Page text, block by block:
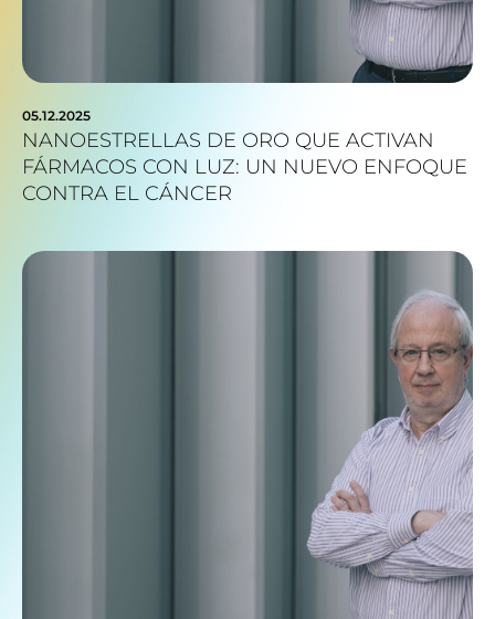
05.12.2025
NANOESTRELLAS DE ORO QUE ACTIVAN
FÁRMACOS CON LUZ: UN NUEVO ENFOQUE
CONTRA EL CÁNCER